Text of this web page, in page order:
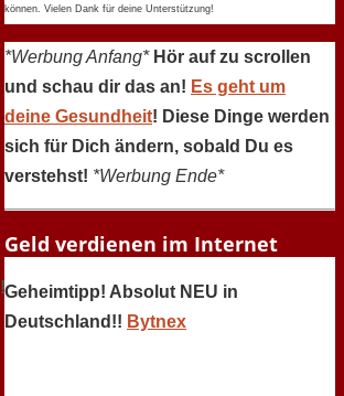
!
können. Vielen Dank für deine Unterstützung!
*Werbung Anfang* Hör auf zu scrollen
und schau dir das an! Es geht um
deine Gesundheit! Diese Dinge werden
sich für Dich ändern, sobald Du es
verstehst! *Werbung Ende*
Geld verdienen im Internet
Geheimtipp! Absolut NEU in
Deutschland!! Bytnex